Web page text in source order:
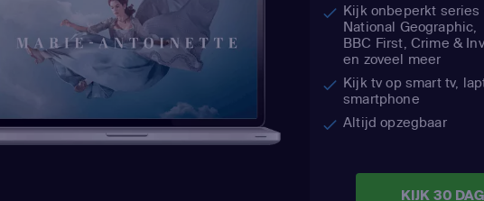
Kijk onbeperkt series
National Geographic,
BBC First, Crime &
en zoveel meer
Kijk tv op smart tv,
smartphone
Altijd opzegbaar
KIJK 30